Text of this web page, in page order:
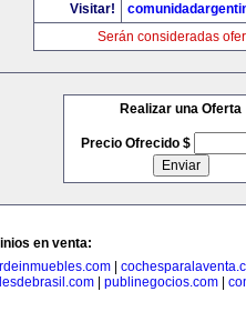
Visitar!
Serán consideradas
Realizar una Oferta
Precio Ofrecido $
en venta:
publinegocios.com